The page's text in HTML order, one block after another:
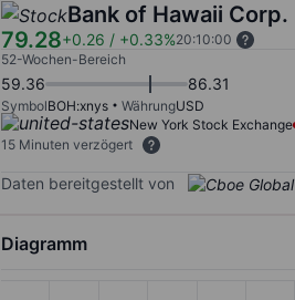
Bank of Hawaii Corp.
79.28+0.26 / +0.33%20:10:00
52-Wochen-Bereich
59.36 86.31
SymbolBOH:xnys WährungUSD
New York Stock Exchange
15 Minuten verzögert
Daten bereitgestellt von
Diagramm